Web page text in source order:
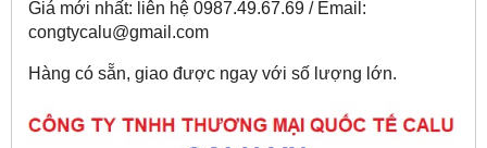
Giá mới nhất: liên hệ 0987.49.67.69 / Email:
congtycalu@gmail.com
Hàng có sẵn, giao được ngay với số lượng lớn.